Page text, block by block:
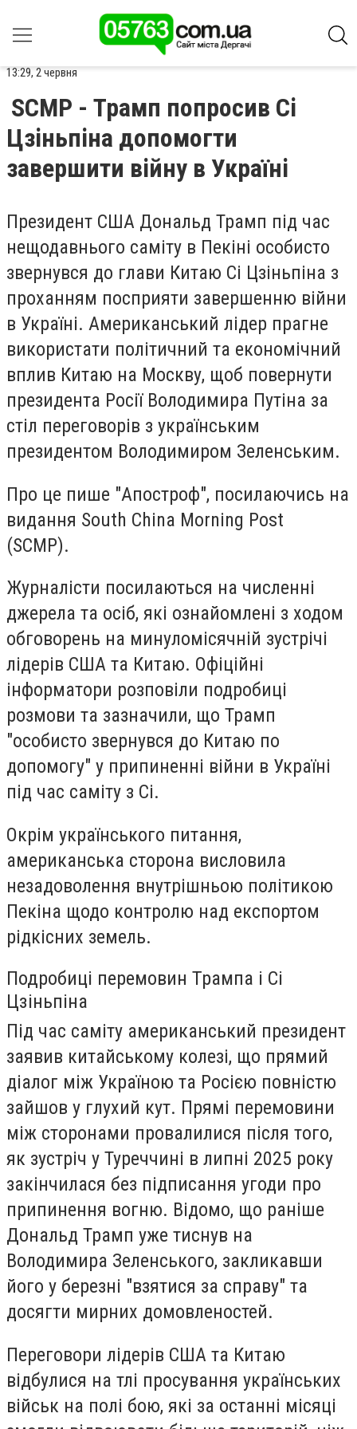
13:29, 2 червня
SCMP - Трамп попросив Сі
Цзіньпіна допомогти
завершити війну в Україні
Президент США Дональд Трамп під час
нещодавнього саміту в Пекіні особисто
звернувся до глави Китаю Сі Цзіньпіна з
проханням посприяти завершенню війни
в Україні. Американський лідер прагне
використати політичний та економічний
вплив Китаю на Москву, щоб повернути
президента Росії Володимира Путіна за
стіл переговорів з українським
президентом Володимиром Зеленським.
Про це пише "Апостроф", посилаючись на
видання South China Morning Post
(SCMP).
Журналісти посилаються на численні
джерела та осіб, які ознайомлені з ходом
обговорень на минуломісячній зустрічі
лідерів США та Китаю. Офіційні
інформатори розповіли подробиці
розмови та зазначили, що Трамп
"особисто звернувся до Китаю по
допомогу" у припиненні війни в Україні
під час саміту з Сі.
Окрім українського питання,
американська сторона висловила
незадоволення внутрішньою політикою
Пекіна щодо контролю над експортом
рідкісних земель.
Подробиці перемовин Трампа і Сі
Цзіньпіна
Під час саміту американський президент
заявив китайському колезі, що прямий
діалог між Україною та Росією повністю
зайшов у глухий кут. Прямі перемовини
між сторонами провалилися після того,
як зустріч у Туреччині в липні 2025 року
закінчилася без підписання угоди про
припинення вогню. Відомо, що раніше
Дональд Трамп уже тиснув на
Володимира Зеленського, закликавши
його у березні "взятися за справу" та
досягти мирних домовленостей.
Переговори лідерів США та Китаю
відбулися на тлі просування українських
військ на полі бою, які за останні місяці